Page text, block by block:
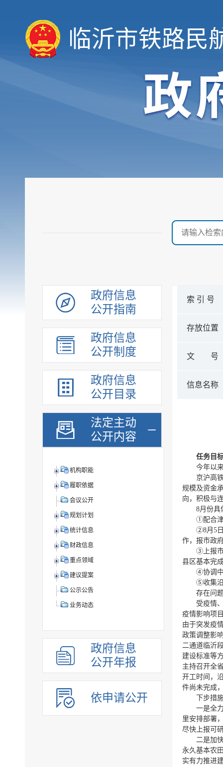
临沂市铁路民
政府信息
公开指南
政府信息
公开制度
政府信息
公开目录
法定主动
公开内容
机构职能
履职依据
会议公开
规划计划
统计信息
财政信息
重点领域
建议提案
公示公告
业务动态
政府信息
公开年报
依申请公开
索 引 号
存放位置
文 号
信息名称
任务目
今年以
京沪高
规模及资金
向，积极与
8月份具
①配合津
②8月5
作，报市政
③上报市
县区基本完
④协调中
⑤收集
存在问
受疫情
疫情影响项
由于突发疫
政策调整影
二通道临沂
建设标准等
主持召开全
开工时间，
件尚未完成
下步措
一是全
里安排部署
尽快上报可
二是加
永久基本农
实有力推进